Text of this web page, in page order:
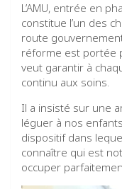
L’AMU, entrée en
constitue l’un des
route
réforme est portée
veut garantir à
continu aux soins.
Il a insisté sur une
léguer à nos
dispositif dans
connaître qui est
occuper